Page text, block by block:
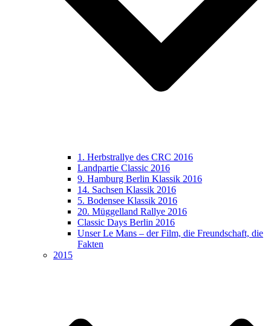
1. Herbstrallye des CRC 2016
Landpartie Classic 2016
9. Hamburg Berlin Klassik 2016
14. Sachsen Klassik 2016
5. Bodensee Klassik 2016
20. Müggelland Rallye 2016
Classic Days Berlin 2016
Unser Le Mans – der Film, die Freundschaft, die
Fakten
2015